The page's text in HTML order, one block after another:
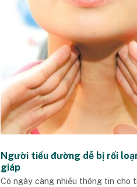
Người tiểu đường dễ bị rối
giáp
Có ngày càng nhiều thông tin cho